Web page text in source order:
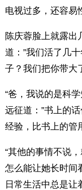
电视过多，还容易
陈庆蓉脸上就露出
道：”我们活了几
子？我们把你带大
“爸，我说的是科
远征道：”书上的
经验，比书上的管
“其他的事情不说
怎么能让她长时间
日常生活中总是让